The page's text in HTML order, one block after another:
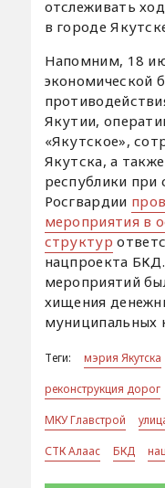
отслеживать
в городе
Напомним, 18
экономической
Якутии,
«Якутское»,
Якутска, а
республики при
Росгвардии
мероприятия в
структур
нацпроекта
мероприятий
хищения
муниципальных
Теги: мэрия Якутска
реконструкция дорог
МКУ Главстрой
СТК Алаас
БКД